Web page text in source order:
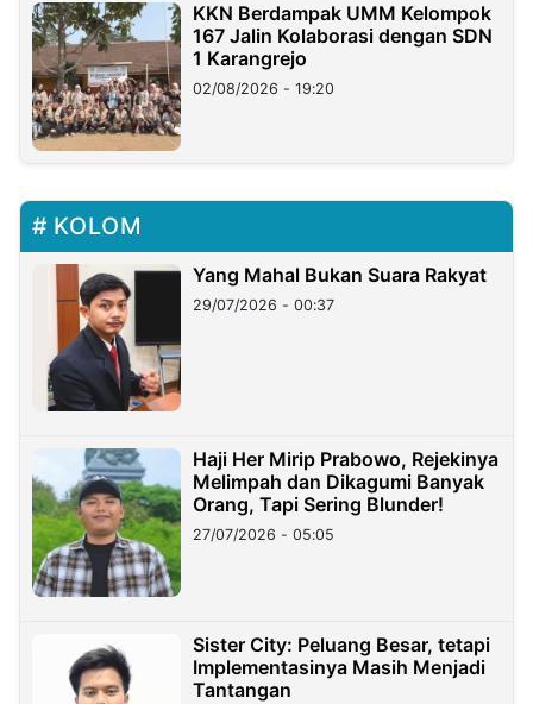
KKN Berdampak UMM Kelompok
167 Jalin Kolaborasi dengan SDN
1 Karangrejo
02/08/2026 - 19:20
KOLOM
Yang Mahal Bukan Suara Rakyat
29/07/2026 - 00:37
Haji Her Mirip Prabowo, Rejekinya
Melimpah dan Dikagumi Banyak
Orang, Tapi Sering Blunder!
27/07/2026 - 05:05
Sister City: Peluang Besar, tetapi
Implementasinya Masih Menjadi
Tantangan